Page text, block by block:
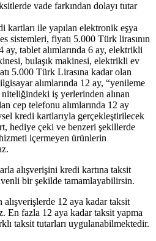
vade farkından dolayı tutar
kartları ile yapılan elektronik eşya
sistemleri, fiyatı 5.000 Türk lirasının
tablet alımlarında 6 ay, elektrikli
bulaşık makinesi, elektrikli ev
5.000 Türk Lirasına kadar olan
alımlarında 12 ay, “yenileme
niteliğindeki iş yerlerinden alınan
cep telefonu alımlarında 12 ay
kredi kartlarıyla gerçekleştirilecek
hediye çeki ve benzeri şekillerde
içermeyen ürünlerin
alışverişini kredi kartına taksit
bir şekilde tamamlayabilirsin.
12 aya kadar taksit
En fazla 12 aya kadar taksit yapma
taksit tutarları uygulanabilmektedir.